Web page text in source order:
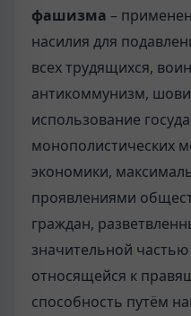
фашизма –
насилия для
всех трудящихся,
антикоммунизм,
использование
монополистических
экономики,
проявлениями
граждан,
значительной
относящейся к
способность путём